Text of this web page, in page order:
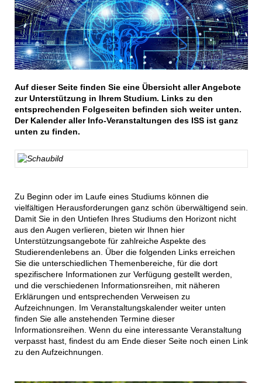
Auf dieser Seite finden Sie eine Übersicht aller Angebote
zur Unterstützung in Ihrem Studium. Links zu den
entsprechenden Folgeseiten befinden sich weiter unten.
Der Kalender aller Info-Veranstaltungen des ISS ist ganz
unten zu finden.
Zu Beginn oder im Laufe eines Studiums können die
vielfältigen Herausforderungen ganz schön überwältigend sein.
Damit Sie in den Untiefen Ihres Studiums den Horizont nicht
aus den Augen verlieren, bieten wir Ihnen hier
Unterstützungsangebote für zahlreiche Aspekte des
Studierendenlebens an. Über die folgenden Links erreichen
Sie die unterschiedlichen Themenbereiche, für die dort
spezifischere Informationen zur Verfügung gestellt werden,
und die verschiedenen Informationsreihen, mit näheren
Erklärungen und entsprechenden Verweisen zu
Aufzeichnungen. Im Veranstaltungskalender weiter unten
finden Sie alle anstehenden Termine dieser
Informationsreihen. Wenn du eine interessante Veranstaltung
verpasst hast, findest du am Ende dieser Seite noch einen Link
zu den Aufzeichnungen.